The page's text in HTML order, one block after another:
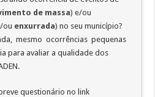
de massa) e/ou
ou enxurrada) no seu município?
mesmo ocorrências pequenas
para avaliar a qualidade dos
questionário no link